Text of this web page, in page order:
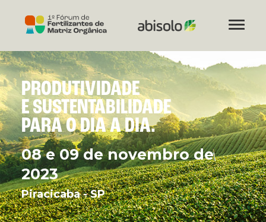
PRODUTIVIDADE
E SUSTENTABILIDADE
PARA O DIA A DIA.
08 e 09 de novembro de
2023
Piracicaba - SP